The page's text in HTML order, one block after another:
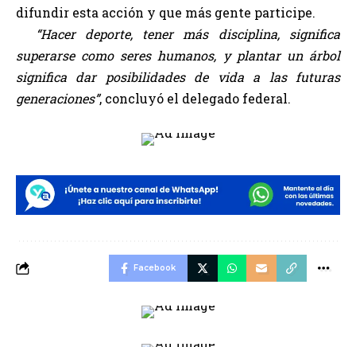
difundir esta acción y que más gente participe.
“Hacer deporte, tener más disciplina, significa
superarse como seres humanos, y plantar un árbol
significa dar posibilidades de vida a las futuras
generaciones”, concluyó el delegado federal.
Facebook